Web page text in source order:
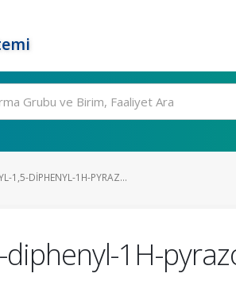
1,5-DIPHENYL-1H-PYRAZ...
1H-